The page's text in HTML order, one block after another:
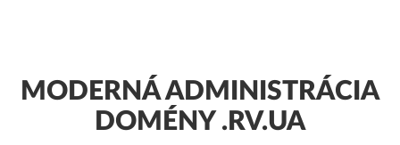
MODERNÁ ADMINISTRÁCIA
DOMÉNY .RV.UA